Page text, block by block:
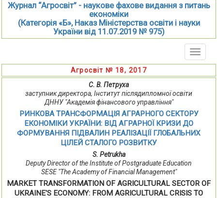
Журнал “Агросвіт” - наукове фахове видання з питань
економіки
(Категорія «Б», Наказ Міністерства освіти і науки
України від 11.07.2019 № 975)
Toggle
Агросвіт № 18, 2017
С. В. Петруха
заступник директора, Інститут післядипломної освіти
ДННУ "Академія фінансового управління"
РИНКОВА ТРАНСФОРМАЦІЯ АГРАРНОГО СЕКТОРУ
ЕКОНОМІКИ УКРАЇНИ: ВІД АГРАРНОЇ КРИЗИ ДО
ФОРМУВАННЯ ПІДВАЛИН РЕАЛІЗАЦІЇ ГЛОБАЛЬНИХ
ЦІЛЕЙ СТАЛОГО РОЗВИТКУ
S. Petrukha
Deputy Director of the Institute of Postgraduate Education
SESE "The Academy of Financial Management"
MARKET TRANSFORMATION OF AGRICULTURAL SECTOR OF
UKRAINE'S ECONOMY: FROM AGRICULTURAL CRISIS TO